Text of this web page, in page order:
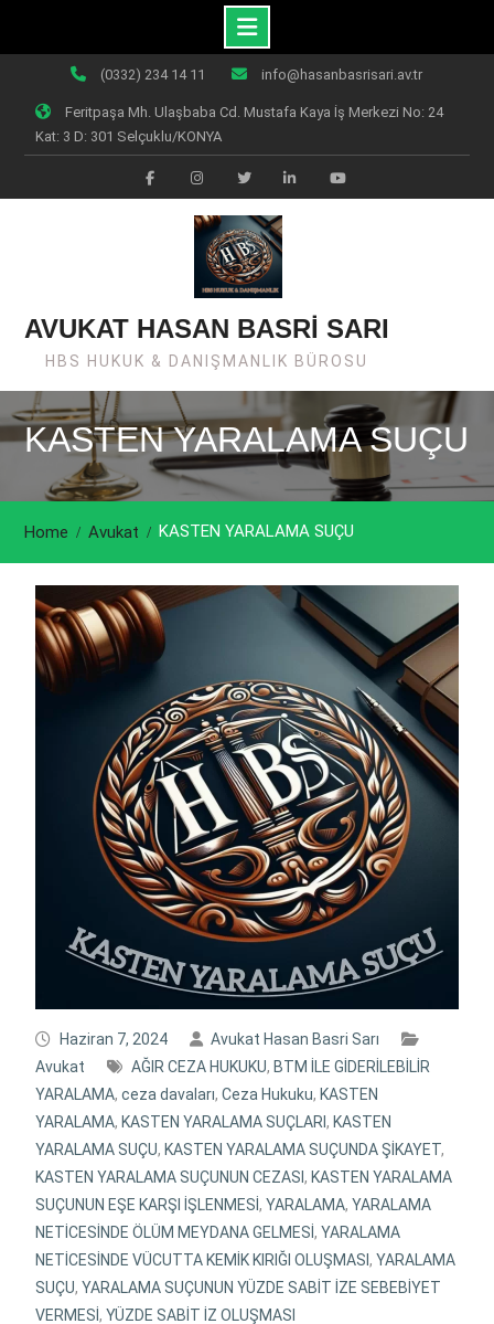
content
(0332) 234 14 11 info@hasanbasrisari.av.tr
Feritpaşa Mh. Ulaşbaba Cd. Mustafa Kaya İş Merkezi No: 24
Kat: 3 D: 301 Selçuklu/KONYA
FacebookInstagramTwiter LinkedinYoutube
AVUKAT HASAN BASRİ SARI
HBS HUKUK & DANIŞMANLIK BÜROSU
KASTEN YARALAMA SUÇU
Home Avukat KASTEN YARALAMA SUÇU
Haziran 7, 2024
Avukat Hasan Basri Sarı
Avukat
AĞIR CEZA HUKUKU, BTM İLE GİDERİLEBİLİR
YARALAMA, ceza davaları, Ceza Hukuku, KASTEN
YARALAMA, KASTEN YARALAMA SUÇLARI, KASTEN
YARALAMA SUÇU, KASTEN YARALAMA SUÇUNDA ŞİKAYET,
KASTEN YARALAMA SUÇUNUN CEZASI , KASTEN YARALAMA
SUÇUNUN EŞE KARŞI İŞLENMESİ , YARALAMA, YARALAMA
NETİCESİNDE ÖLÜM MEYDANA GELMESİ , YARALAMA
NETİCESİNDE VÜCUTTA KEMİK KIRIĞI OLUŞMASI , YARALAMA
SUÇU, YARALAMA SUÇUNUN YÜZDE SABİT İZE SEBEBİYET
VERMESİ , YÜZDE SABİT İZ OLUŞMASI